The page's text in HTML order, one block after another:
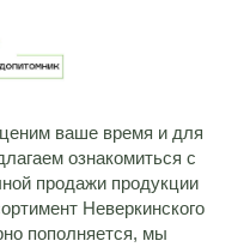
ваше время и для
ознакомиться с
продажи продукции
Неверкинского
пополняется, мы